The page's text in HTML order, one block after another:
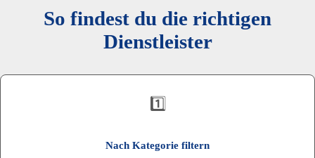
So findest du die richtigen
Dienstleister
1️⃣
Nach Kategorie filtern